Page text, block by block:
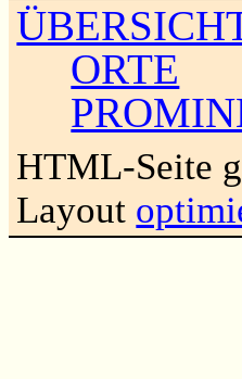
ORTE
HTML-Seite
Layout